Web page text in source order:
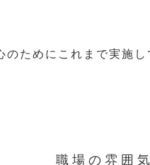
ためにこれまで実施
職場の雰囲気